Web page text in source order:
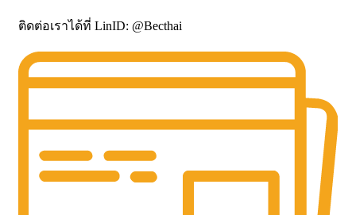
ติดต่อเราได้ที่ LinID: @Becthai